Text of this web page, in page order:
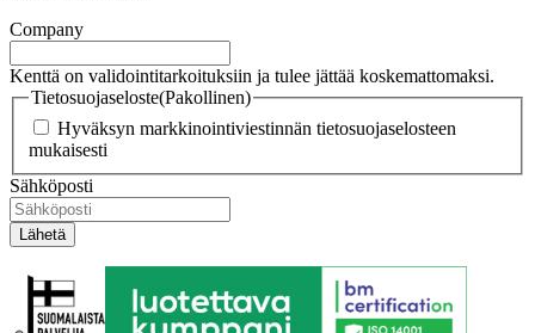
Company
Kenttä on validointitarkoituksiin ja tulee jättää koskemattomaksi.
Tietosuojaseloste(Pakollinen)
Hyväksyn markkinointiviestinnän tietosuojaselosteen
mukaisesti
Sähköposti